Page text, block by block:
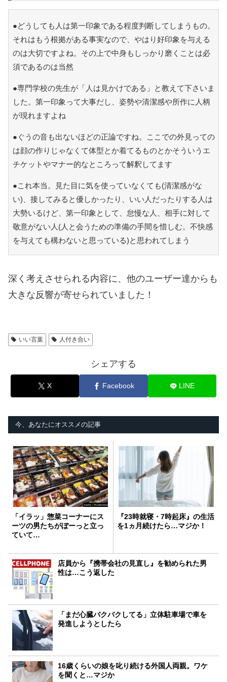
●どうしても人は第一印象である程度判断してしまうもの。
それはもう根拠がある事実なので、やはり好印象を与える
のは大切ですよね。その上で中身もしっかり磨くことは必
須であるのは当然
●専門学校の先生が「人は見かけである」と教えて下さいま
した。第一印象って大事だし、姿勢や清潔感や所作に人柄
が現れますよね
●ぐうの音も出ないほどの正論ですね。ここでの外見っての
は顔の作りじゃなくて体型とか着てるものとかそういうエ
チケットやマナー的なところって解釈してます
●これ本当。見た目に気を使っていなくても(清潔感がな
い)、接してみると優しかったり、いい人だったりする人は
大勢いるけど、第一印象として、怠慢な人、相手に対して
敬意がない人(人と会うための準備の手間を惜しむ。不快感
を与えても構わないと思っている)と思われてしまう
深く考えさせられる内容に、他のユーザー達からも
大きな反響が寄せられていました！
いい言葉 人付き合い
シェアする
X Facebook LINE
今、あなたにオススメの記事
「イラッ」惣菜コーナーにス
ーツの男たちがぼーっと立っ
ていて…
『23時就寝・7時起床』の生活
を1ヵ月続けたら…マジか！
店員から『携帯会社の見直し』を勧められた男
性は…こう返した
「まだ心臓バクバクしてる」立体駐車場で車を
発進しようとしたら
16歳くらいの娘を叱り続ける外国人両親。ワケ
を聞くと…マジか